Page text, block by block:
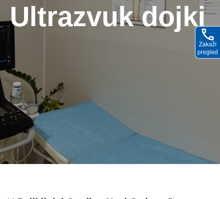
Zakaži
pregled
Ultrazvuk dojki